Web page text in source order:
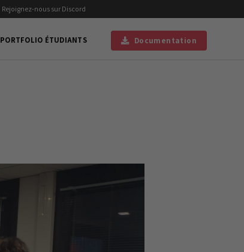
Rejoignez-nous sur Discord
PORTFOLIO ÉTUDIANTS Documentation